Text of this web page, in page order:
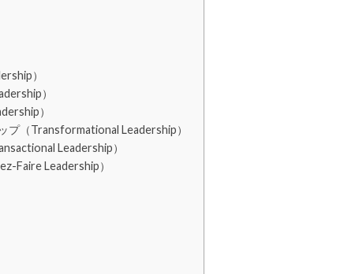
）
）
）
プ（Transformational Leadership）
Leadership）
Faire Leadership）